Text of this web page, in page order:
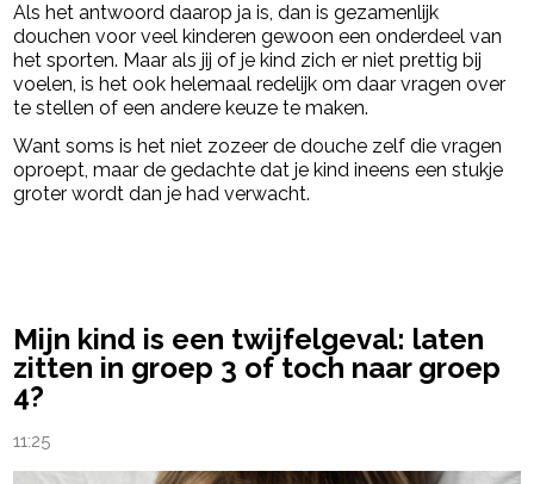
Als het antwoord daarop ja is, dan is gezamenlijk
douchen voor veel kinderen gewoon een onderdeel van
het sporten. Maar als jij of je kind zich er niet prettig bij
voelen, is het ook helemaal redelijk om daar vragen over
te stellen of een andere keuze te maken.
Want soms is het niet zozeer de douche zelf die vragen
oproept, maar de gedachte dat je kind ineens een stukje
groter wordt dan je had verwacht.
Mijn kind is een twijfelgeval: laten
zitten in groep 3 of toch naar groep
4?
11:25